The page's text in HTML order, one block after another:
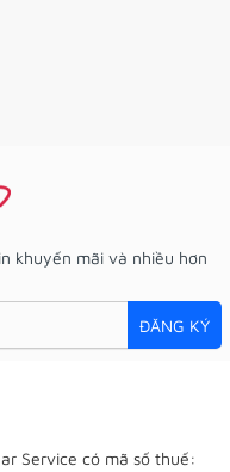
khuyến mãi và nhiều hơn
ĐĂNG KÝ
Service có mã số thuế: